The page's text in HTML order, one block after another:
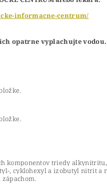
informacne-centrum/
opatrne vyplachujte
komponentov triedy alkynitritu,
, cyklohexyl a izobutyl nitrit